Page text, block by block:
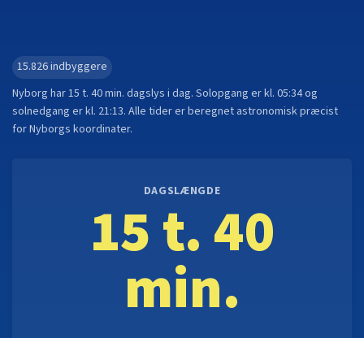
15.826indbyggere
Nyborg har15 t. 40 min. dagslys i dag. Solopgang er kl. 05:34og
solnedgang er kl. 21:13. Alle tider er beregnet astronomisk præcist
forNyborgs koordinater.
DAGSLÆNGDE
15 t. 40
min.